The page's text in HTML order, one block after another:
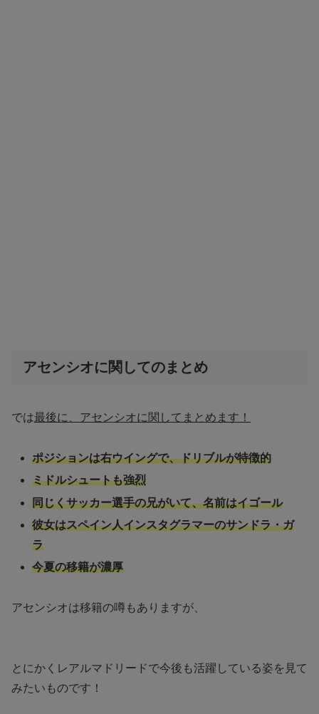
アセンシオに関してのまとめ
では最後に、アセンシオに関してまとめます！
ポジションは右ウイングで、ドリブルが特徴的
ミドルシュートも強烈
同じくサッカー選手の兄がいて、名前はイゴール
彼女はスペイン人インスタグラマーのサンドラ・ガ
ラ
今夏の移籍が濃厚
アセンシオは移籍の噂もありますが、
とにかくレアルマドリードで今後も活躍している姿を見て
みたいものです！